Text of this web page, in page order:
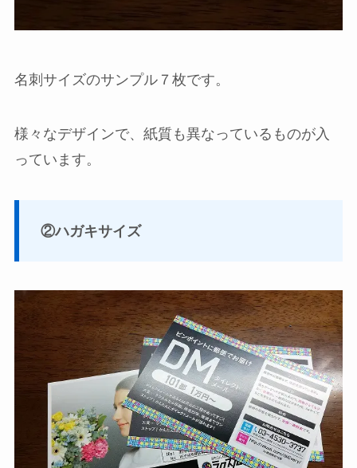
名刺サイズのサンプル７枚です。
様々なデザインで、紙質も異なっているものが入
っています。
②ハガキサイズ